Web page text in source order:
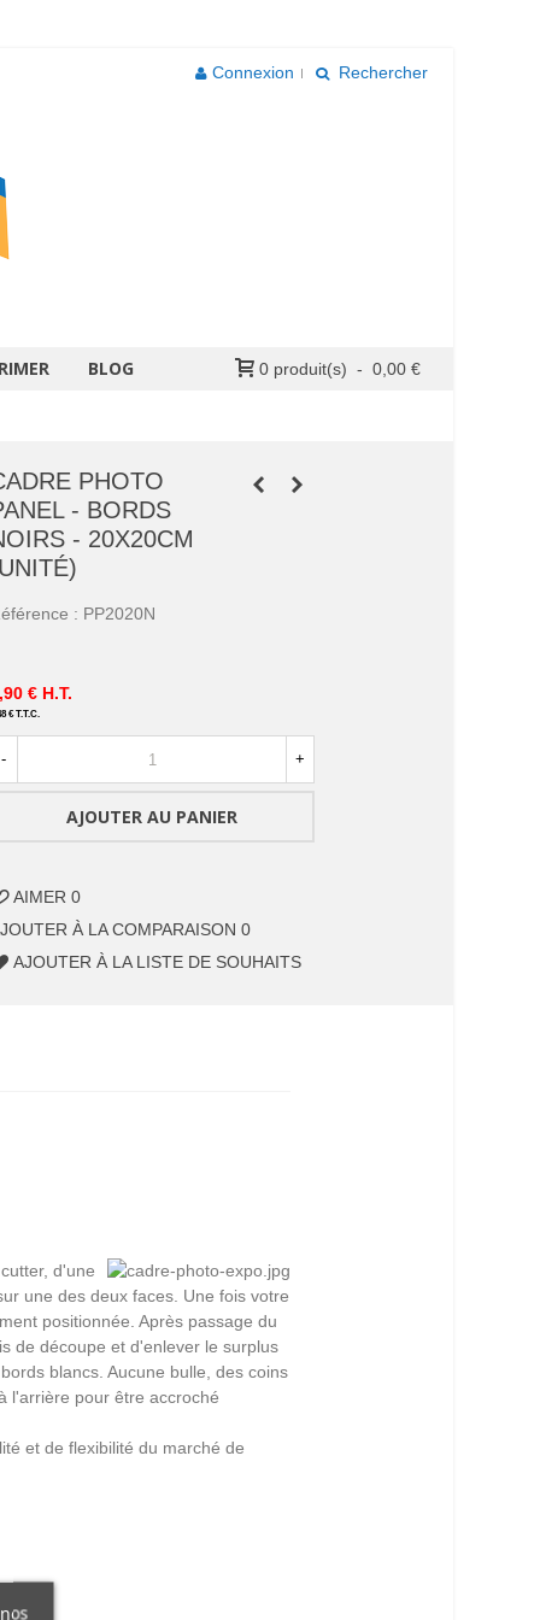
Connexion Rechercher
BLOG 0 produit(s) - 0,00 €
PHOTO
- BORDS
- 20X20CM
: PP2020N
€ H.T.
€ T.T.C.
- +
AJOUTER AU PANIER
AIMER 0
À LA COMPARAISON 0
AJOUTER À LA LISTE DE SOUHAITS
d'une
une des deux faces. Une fois votre
positionnée. Après passage du
de découpe et d'enlever le surplus
blancs. Aucune bulle, des coins
l'arrière pour être accroché
et de flexibilité du marché de